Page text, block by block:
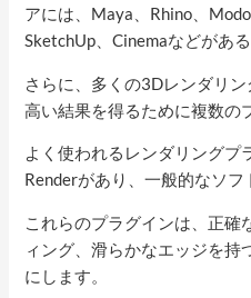
アには、Maya、Rhino、
SketchUp、Cinemaなどがある
さらに、多くの3Dレンダリ
高い結果を得るために複数の
よく使われるレンダリングプ
Renderがあり、一般的なソフ
これらのプラグインは、正確
ィング、滑らかなエッジを持
にします。